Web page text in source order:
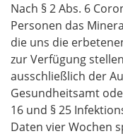
Nach § 2 Abs. 6
Personen das
die uns die
zur Verfügung
ausschließlich der
Gesundheitsamt
16 und § 25
Daten vier Wochen